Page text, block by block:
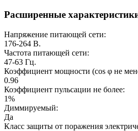
Расширенные
Напряжение питающей сети:
176-264 В.
Частота питающей сети:
47-63 Гц.
Коэффициент мощности (cos φ не
0.96
Коэффициент пульсации не более:
1%
Диммируемый:
Да
Класс защиты от поражения